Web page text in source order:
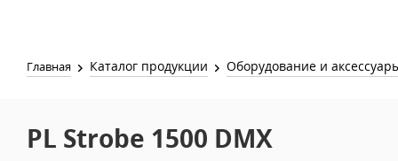
Главная Каталог продукции Оборудование и
PL Strobe 1500 DMX